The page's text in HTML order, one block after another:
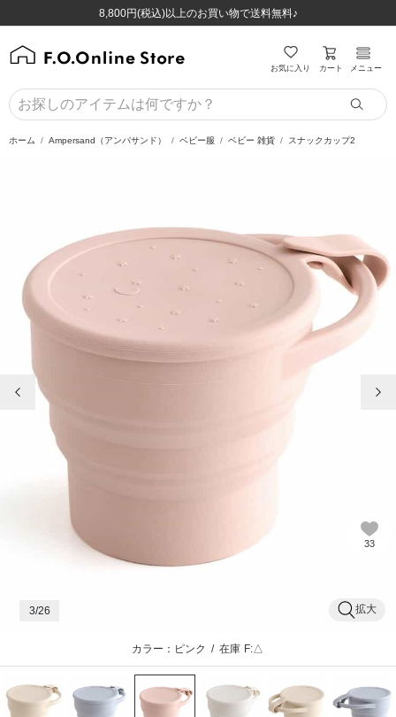
8,800円(税込)以上のお買い物で送料無料♪
ほぼ全品半額！！8/12(水)お昼12:59まで！！
8,800円(税込)以上のお買い物で送料無料♪
ほぼ全品半額！！8/12(水)お昼12:59まで！！
お気に入り カート メニュー
ホーム Ampersand（アンパサンド） ベビー服 ベビー 雑貨 スナックカップ2
前の画像
33
拡大
3/26
カラー：ピンク / 在庫 F:△